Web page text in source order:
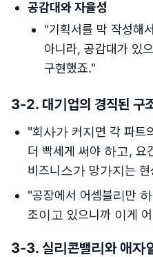
공감대와 자율성
"기획서를 막 작성해
아니라, 공감대가 있
구현했죠."
3-2. 대기업의 경직된 구
"회사가 커지면 각 파트
더 빡세게 써야 하고, 요
비즈니스가 망가지는
"공장에서 어셈블리만
조이고 있으니까 이게
3-3. 실리콘밸리와 애자